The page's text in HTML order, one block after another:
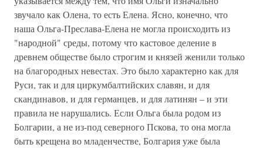
звучало как Олена, то есть Елена. Ясно, конечно, что
наша Ольга-Преслава-Елена не могла происходить из
"народной" среды, потому что кастовое деление в
древнем обществе было строгим и князей женили только
на благородных невестах. Это было характерно как для
Руси, так и для циркумбалтийских славян, и для
скандинавов, и для германцев, и для латинян – и эти
правила не нарушались. Если Ольга была родом из
Болгарии, а не из-под северного Пскова, то она могла
быть крещена во младенчестве, Болгария уже была